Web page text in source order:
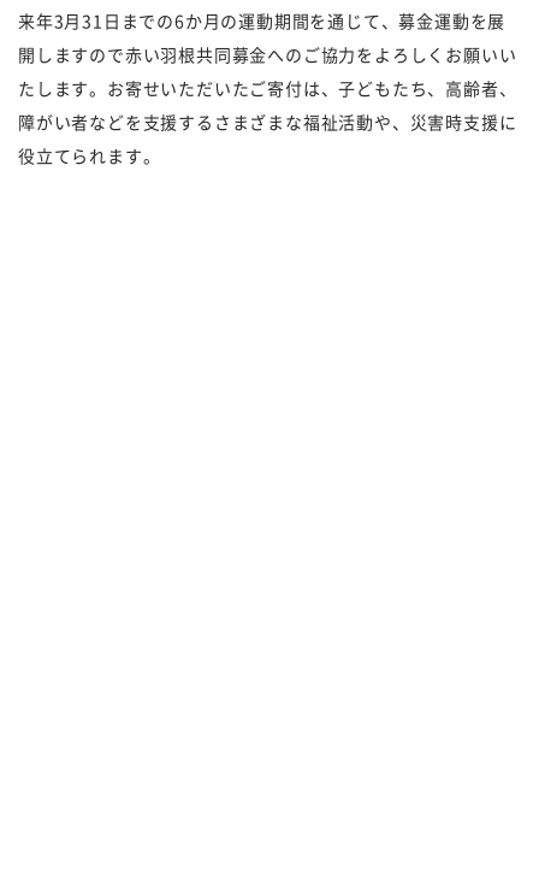
お問い合せ お知らせ
行事予定 リンク
プライバシーポリシー
カスタマーハラスメントに
来年3月31日までの6か月の運動期間を通じて、募金運動を展
開しますので赤い羽根共同募金へのご協力をよろしくお願いい
たします。 お寄せいただいたご寄付は、子どもたち、高齢者、
障がい者などを支援するさまざまな福祉活動や、災害時支援に
役立てられます。